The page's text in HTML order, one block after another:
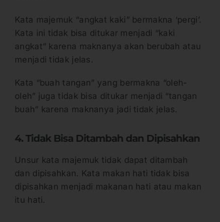
Kata majemuk “angkat kaki” bermakna ‘pergi’.
Kata ini tidak bisa ditukar menjadi “kaki
angkat” karena maknanya akan berubah atau
menjadi tidak jelas.
Kata “buah tangan” yang bermakna “oleh-
oleh” juga tidak bisa ditukar menjadi “tangan
buah” karena maknanya jadi tidak jelas.
4. Tidak Bisa Ditambah dan Dipisahkan
Unsur kata majemuk tidak dapat ditambah
dan dipisahkan. Kata makan hati tidak bisa
dipisahkan menjadi makanan hati atau makan
itu hati.